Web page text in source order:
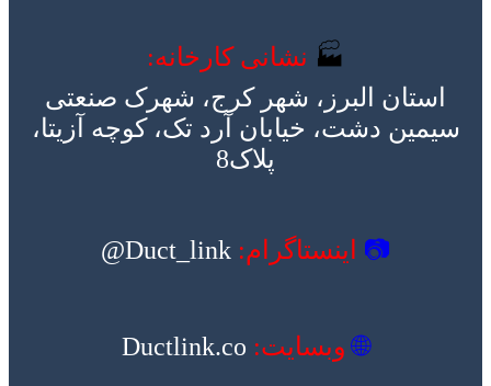
🏭 نشانی کارخانه:
استان البرز، شهر کرج، شهرک صنعتی
سیمین دشت، خیابان آرد تک، کوچه آزیتا،
پلاک8
📷 اینستاگرام:
🌐 وبسایت: